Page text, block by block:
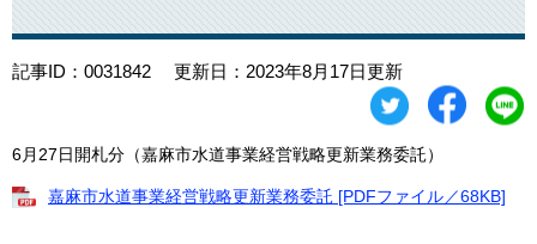
記事ID：0031842 更新日：2023年8月17日更新
6月27日開札分（嘉麻市水道事業経営戦略更新業務委託）
嘉麻市水道事業経営戦略更新業務委託 [PDFファイル／68KB]